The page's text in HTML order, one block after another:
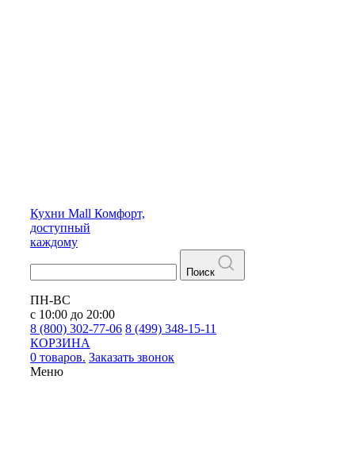
Кухни Mall Комфорт,
доступный
каждому
Поиск
ПН-ВС
с 10:00 до 20:00
8 (800) 302-77-06 8 (499) 348-15-11
КОРЗИНА
0 товаров. Заказать звонок
Меню